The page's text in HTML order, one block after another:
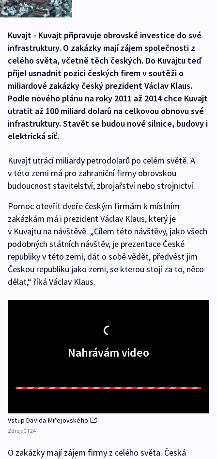
Kuvajt - Kuvajt připravuje obrovské investice do své
infrastruktury. O zakázky mají zájem společnosti z
celého světa, včetně těch českých. Do Kuvajtu teď
přijel usnadnit pozici českých firem v soutěži o
miliardové zakázky český prezident Václav Klaus.
Podle nového plánu na roky 2011 až 2014 chce Kuvajt
utratit až 100 miliard dolarů na celkovou obnovu své
infrastruktury. Stavět se budou nové silnice, budovy i
elektrická síť.
Kuvajt utrácí miliardy petrodolarů po celém světě. A
v této zemi má pro zahraniční firmy obrovskou
budoucnost stavitelství, zbrojařství nebo strojnictví.
Pomoc otevřít dveře českým firmám k místním
zakázkám má i prezident Václav Klaus, který je
v Kuvajtu na návštěvě. „Cílem této návštěvy, jako všech
podobných státních návštěv, je prezentace České
republiky v této zemi, dát o sobě vědět, předvést jim
Českou republiku jako zemi, se kterou stojí za to, něco
dělat,“ říká Václav Klaus.
Nahrávám video
Vstup Davida Miřejovského
Zdroj: ČT24
O zakázky mají zájem firmy z celého světa. Česká